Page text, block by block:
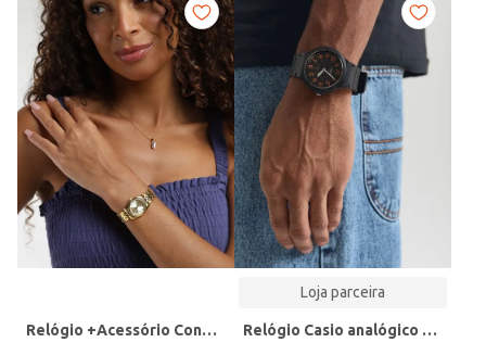
Relógio +Acessório Condor Feminino DOURADO
Loja parceira
Relógio Casio analógico MW-240-4BVDF-SC